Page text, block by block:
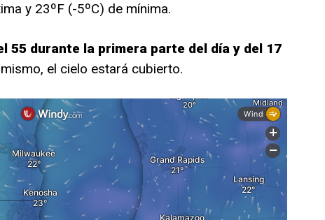
y 23ºF (-5ºC) de mínima.
55 durante la primera parte del día y del 17
el cielo estará cubierto.